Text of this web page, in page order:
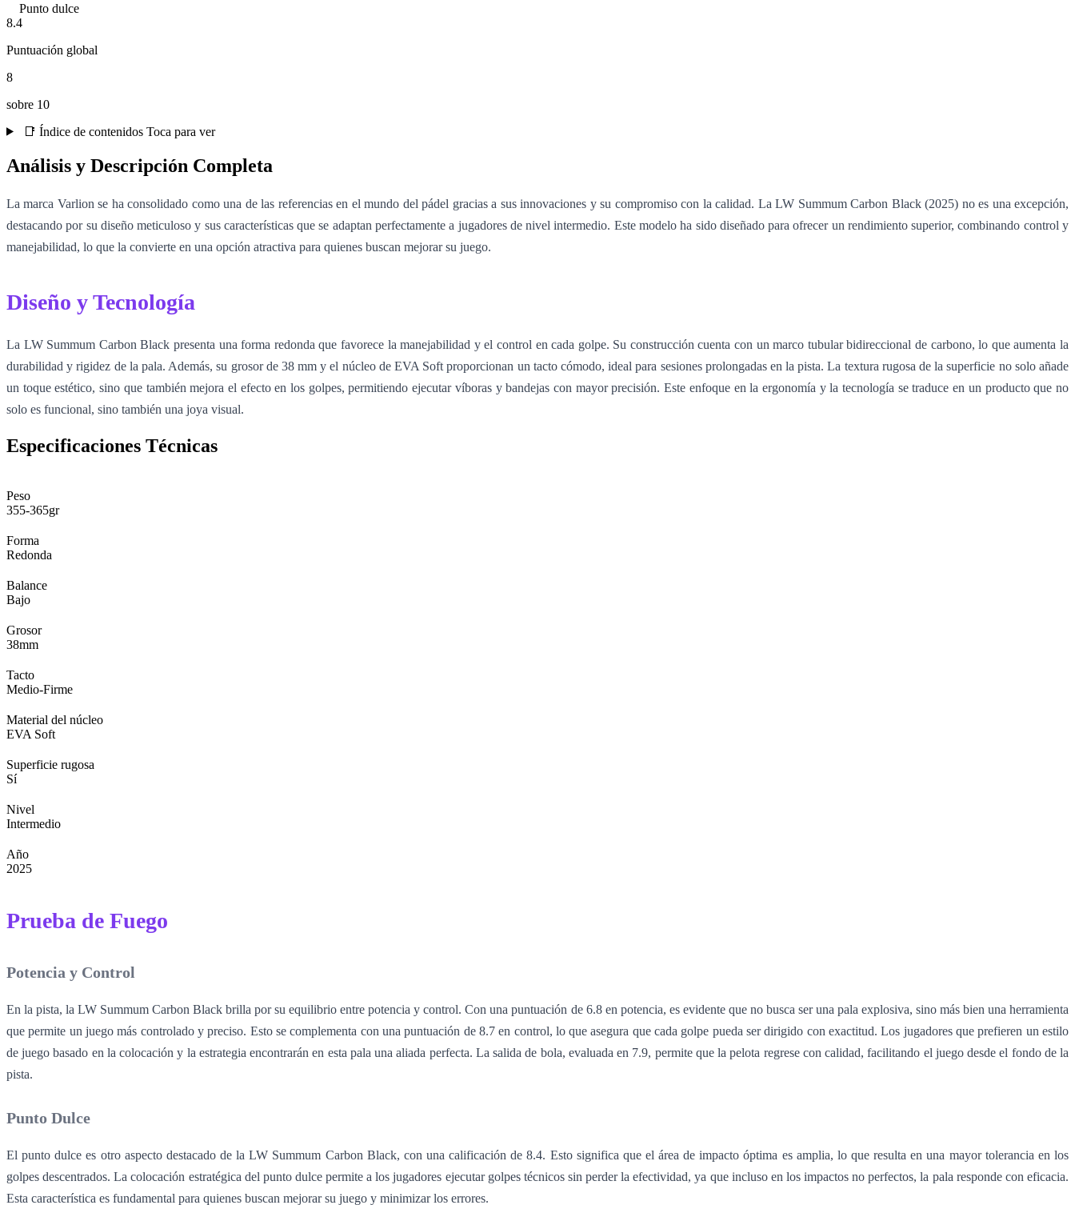
Punto dulce
8.4
Puntuación global
8
sobre 10
📑 Índice de contenidos Toca para ver
Análisis y Descripción Completa
La marca Varlion se ha consolidado como una de las referencias en el mundo del pádel gracias a sus innovaciones y su compromiso con la calidad. La LW Summum Carbon Black (2025) no es una excepción,
destacando por su diseño meticuloso y sus características que se adaptan perfectamente a jugadores de nivel intermedio. Este modelo ha sido diseñado para ofrecer un rendimiento superior, combinando control y
manejabilidad, lo que la convierte en una opción atractiva para quienes buscan mejorar su juego.
Diseño y Tecnología
La LW Summum Carbon Black presenta una forma redonda que favorece la manejabilidad y el control en cada golpe. Su construcción cuenta con un marco tubular bidireccional de carbono, lo que aumenta la
durabilidad y rigidez de la pala. Además, su grosor de 38 mm y el núcleo de EVA Soft proporcionan un tacto cómodo, ideal para sesiones prolongadas en la pista. La textura rugosa de la superficie no solo añade
un toque estético, sino que también mejora el efecto en los golpes, permitiendo ejecutar víboras y bandejas con mayor precisión. Este enfoque en la ergonomía y la tecnología se traduce en un producto que no
solo es funcional, sino también una joya visual.
Especificaciones Técnicas
Peso
355‑365gr
Forma
Redonda
Balance
Bajo
Grosor
38mm
Tacto
Medio-Firme
Material del núcleo
EVA Soft
Superficie rugosa
Sí
Nivel
Intermedio
Año
2025
Prueba de Fuego
Potencia y Control
En la pista, la LW Summum Carbon Black brilla por su equilibrio entre potencia y control. Con una puntuación de 6.8 en potencia, es evidente que no busca ser una pala explosiva, sino más bien una herramienta
que permite un juego más controlado y preciso. Esto se complementa con una puntuación de 8.7 en control, lo que asegura que cada golpe pueda ser dirigido con exactitud. Los jugadores que prefieren un estilo
de juego basado en la colocación y la estrategia encontrarán en esta pala una aliada perfecta. La salida de bola, evaluada en 7.9, permite que la pelota regrese con calidad, facilitando el juego desde el fondo de la
pista.
Punto Dulce
El punto dulce es otro aspecto destacado de la LW Summum Carbon Black, con una calificación de 8.4. Esto significa que el área de impacto óptima es amplia, lo que resulta en una mayor tolerancia en los
golpes descentrados. La colocación estratégica del punto dulce permite a los jugadores ejecutar golpes técnicos sin perder la efectividad, ya que incluso en los impactos no perfectos, la pala responde con eficacia.
Esta característica es fundamental para quienes buscan mejorar su juego y minimizar los errores.